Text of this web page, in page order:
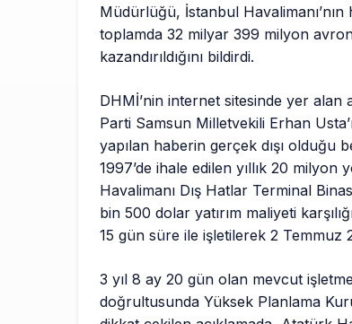
Müdürlüğü, İstanbul Havalimanı’nın
toplamda 32 milyar 399 milyon
kazandırıldığını bildirdi.
DHMİ’nin internet sitesinde yer alan
Parti Samsun Milletvekili Erhan
yapılan haberin gerçek dışı olduğu
1997’de ihale edilen yıllık 20
Havalimanı Dış Hatlar Terminal
bin 500 dolar yatırım maliyeti
15 gün süre ile işletilerek 2 Temmuz
3 yıl 8 ay 20 gün olan mevcut
doğrultusunda Yüksek Planlama